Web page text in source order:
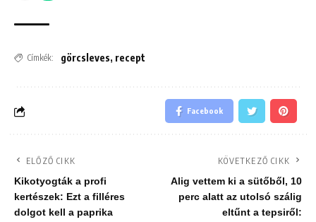
Címkék: görcsleves, recept
Facebook
ELŐZŐ CIKK
Kikotyogták a profi
kertészek: Ezt a filléres
dolgot kell a paprika
KÖVETKEZŐ CIKK
Alig vettem ki a sütőből, 10
perc alatt az utolsó szálig
eltűnt a tepsiről: